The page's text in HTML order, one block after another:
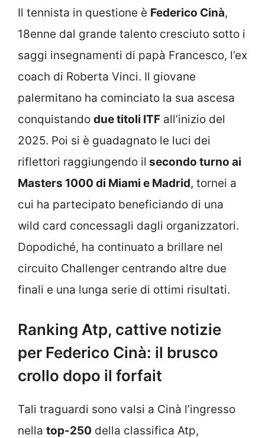
Il tennista in questione è Federico Cinà,
18enne dal grande talento cresciuto sotto i
saggi insegnamenti di papà Francesco, l’ex
coach di Roberta Vinci. Il giovane
palermitano ha cominciato la sua ascesa
conquistando due titoli ITF all’inizio del
2025. Poi si è guadagnato le luci dei
riflettori raggiungendo il secondo turno ai
Masters 1000 di Miami e Madrid, tornei a
cui ha partecipato beneficiando di una
wild card concessagli dagli organizzatori.
Dopodiché, ha continuato a brillare nel
circuito Challenger centrando altre due
finali e una lunga serie di ottimi risultati.
Ranking Atp, cattive notizie
per Federico Cinà: il brusco
crollo dopo il forfait
Tali traguardi sono valsi a Cinà l’ingresso
nella top-250 della classifica Atp,